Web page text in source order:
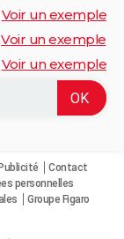
Voir un exemple
Voir un exemple
Voir un exemple
Publicité
Contact
personnelles
Groupe Figaro